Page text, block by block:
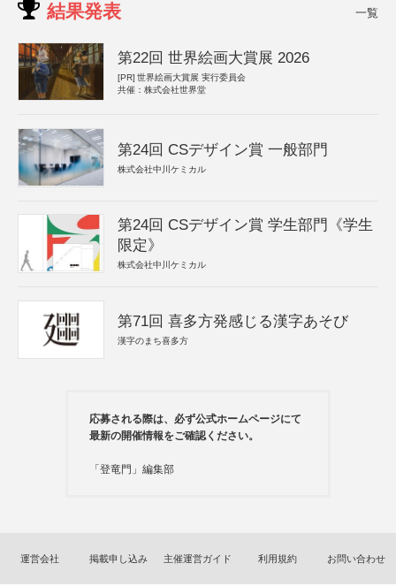
結果発表 一覧
第22回 世界絵画大賞展 2026
[PR] 世界絵画大賞展 実行委員会
共催：株式会社世界堂
第24回 CSデザイン賞 一般部門
株式会社中川ケミカル
第24回 CSデザイン賞 学生部門《学生
限定》
株式会社中川ケミカル
第71回 喜多方発感じる漢字あそび
漢字のまち喜多方
応募される際は、必ず公式ホームページにて
最新の開催情報をご確認ください。
「登竜門」編集部
運営会社 掲載申し込み 主催運営ガイド 利用規約 お問い合わせ